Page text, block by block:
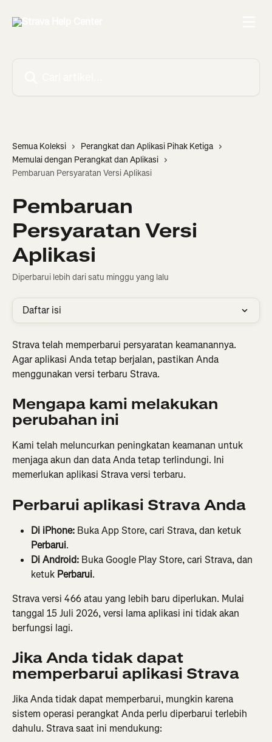
Semua Koleksi
Perangkat dan Aplikasi Pihak Ketiga
Memulai dengan Perangkat dan Aplikasi
Pembaruan Persyaratan Versi Aplikasi
Pembaruan
Persyaratan Versi
Aplikasi
Diperbarui lebih dari satu minggu yang lalu
Daftar isi
Strava telah memperbarui persyaratan keamanannya.
Agar aplikasi Anda tetap berjalan, pastikan Anda
menggunakan versi terbaru Strava.
Mengapa kami melakukan
perubahan ini
Kami telah meluncurkan peningkatan keamanan untuk
menjaga akun dan data Anda tetap terlindungi. Ini
memerlukan aplikasi Strava versi terbaru.
Perbarui aplikasi Strava Anda
Di iPhone: Buka App Store, cari Strava, dan ketuk
Perbarui.
Di Android: Buka Google Play Store, cari Strava, dan
ketuk Perbarui.
Strava versi 466 atau yang lebih baru diperlukan. Mulai
tanggal 15 Juli 2026, versi lama aplikasi ini tidak akan
berfungsi lagi.
Jika Anda tidak dapat
memperbarui aplikasi Strava
Jika Anda tidak dapat memperbarui, mungkin karena
sistem operasi perangkat Anda perlu diperbarui terlebih
dahulu. Strava saat ini mendukung: